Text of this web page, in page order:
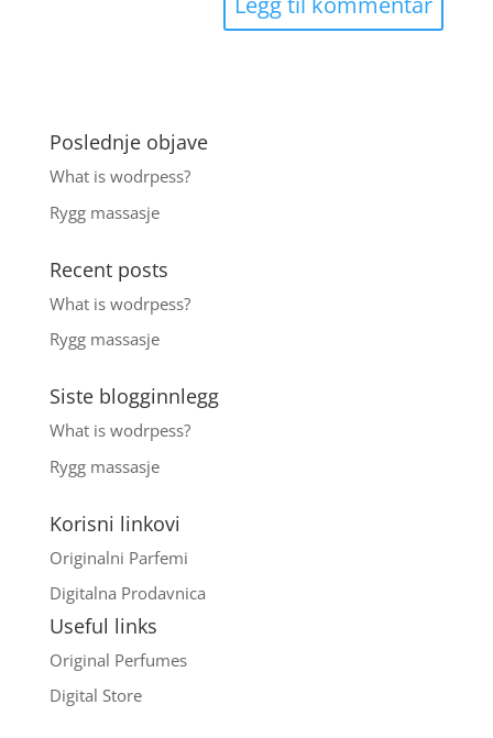
Poslednje objave
What is wodrpess?
Rygg massasje
Recent posts
What is wodrpess?
Rygg massasje
Siste blogginnlegg
What is wodrpess?
Rygg massasje
Korisni linkovi
Originalni Parfemi
Digitalna Prodavnica
Useful links
Original Perfumes
Digital Store